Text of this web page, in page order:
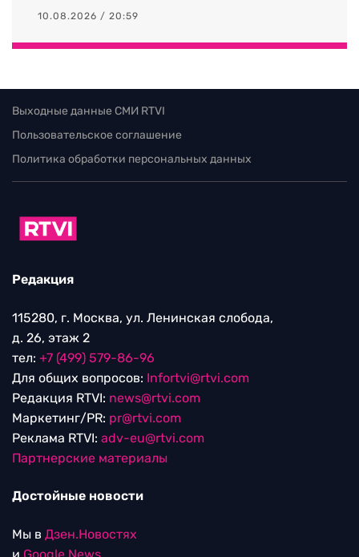
10.08.2026 / 20:59
Выходные данные СМИ RTVI
Пользовательское соглашение
Политика обработки персональных данных
Редакция
115280, г. Москва, ул. Ленинская слобода,
д. 26, этаж 2
тел: +7 (499) 579-86-96
Для общих вопросов: Infortvi@rtvi.com
Редакция RTVI: news@rtvi.com
Маркетинг/PR: pr@rtvi.com
Реклама RTVI: adv-eu@rtvi.com
Партнерские материалы
Достойные новости
Мы в Дзен.Новостях